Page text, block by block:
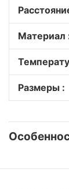
Материал
Размеры :